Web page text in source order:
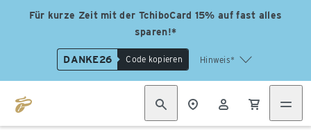
Für kurze Zeit mit der TchiboCard 15% auf fast alles
sparen!*
DANKE26 Code kopieren Hinweis*